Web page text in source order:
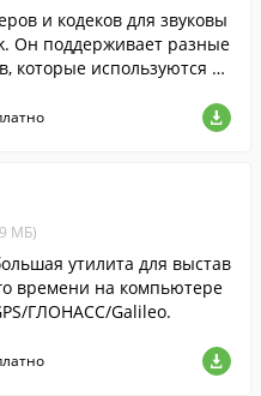
и кодеков для звуковы
Он поддерживает разные
которые используются в
МБ)
утилита для выстав
времени на компьютере
ГЛОНАСС/Galileo.